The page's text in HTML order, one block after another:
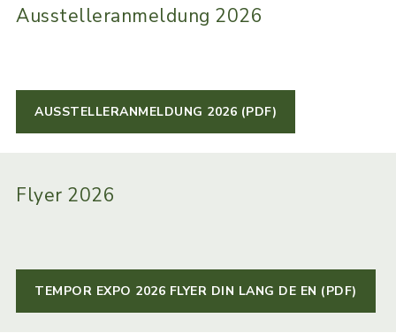
Ausstelleranmeldung 2026
AUSSTELLERANMELDUNG 2026 (PDF)
Flyer 2026
TEMPOR EXPO 2026 FLYER DIN LANG DE EN (PDF)